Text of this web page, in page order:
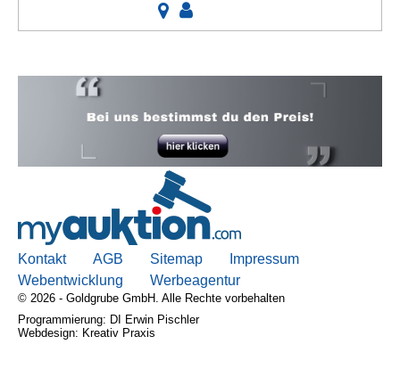
Kontakt AGB Sitemap
Impressum
Webentwicklung
Werbeagentur
© 2026 - Goldgrube GmbH. Alle Rechte vorbehalten
Programmierung: DI Erwin Pischler
Webdesign: Kreativ Praxis